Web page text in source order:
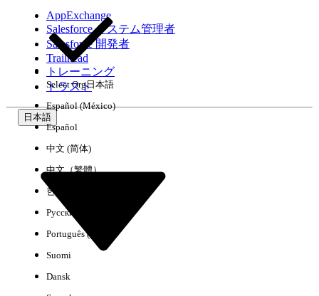
環境
AppExchange
Salesforce システム管理者
Salesforce 開発者
Trailhead
トレーニング
トラスト
日本語
Select Org日本語
Español (México)
Español
中文 (简体)
中文（繁體）
한국어
Русский
Português (Brasil)
Suomi
Dansk